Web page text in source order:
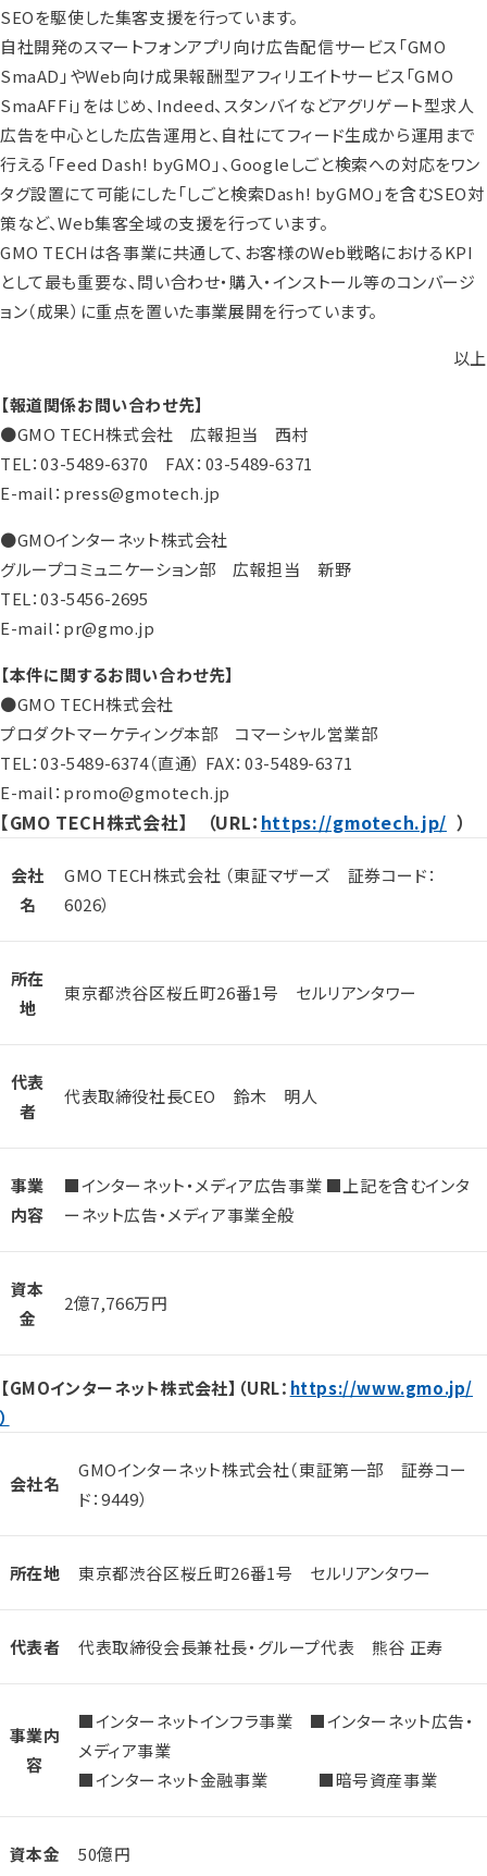
SEOを駆使した集客支援を行っています。
自社開発のスマートフォンアプリ向け広告配信サービス「GMO
SmaAD」やWeb向け成果報酬型アフィリエイトサービス「GMO
SmaAFFi」をはじめ、Indeed、スタンバイなどアグリゲート型求人
広告を中心とした広告運用と、自社にてフィード生成から運用まで
行える「Feed Dash! byGMO」、Googleしごと検索への対応をワン
タグ設置にて可能にした「しごと検索Dash! byGMO」を含むSEO対
策など、Web集客全域の支援を行っています。
GMO TECHは各事業に共通して、お客様のWeb戦略におけるKPI
として最も重要な、問い合わせ・購入・インストール等のコンバージ
ョン（成果）に重点を置いた事業展開を行っています。
以上
【報道関係お問い合わせ先】
●GMO TECH株式会社 広報担当 西村
TEL：03-5489-6370 FAX：03-5489-6371
E-mail：press@gmotech.jp
●GMOインターネット株式会社
グループコミュニケーション部 広報担当 新野
TEL：03-5456-2695
E-mail：pr@gmo.jp
【本件に関するお問い合わせ先】
●GMO TECH株式会社
プロダクトマーケティング本部 コマーシャル営業部
TEL：03-5489-6374（直通） FAX：03-5489-6371
E-mail：promo@gmotech.jp
【GMO TECH株式会社】 （URL： https://gmotech.jp/ ）
会社
名
GMO TECH株式会社 （東証マザーズ 証券コード：
6026）
所在
地
東京都渋谷区桜丘町26番1号 セルリアンタワー
代表
者
代表取締役社長CEO 鈴木 明人
事業
内容
■インターネット・メディア広告事業 ■上記を含むインタ
ーネット広告・メディア事業全般
資本
金
2億7,766万円
【GMOインターネット株式会社】（URL： https://www.gmo.jp/
）
会社名
GMOインターネット株式会社（東証第一部 証券コー
ド：9449）
所在地 東京都渋谷区桜丘町26番1号 セルリアンタワー
代表者 代表取締役会長兼社長・グループ代表 熊谷 正寿
事業内
容
■インターネットインフラ事業 ■インターネット広告・
メディア事業
■インターネット金融事業 ■暗号資産事業
資本金 50億円